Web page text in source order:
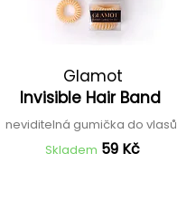
Glamot
Invisible Hair Band
neviditelná gumička do vlasů
Skladem 59 Kč